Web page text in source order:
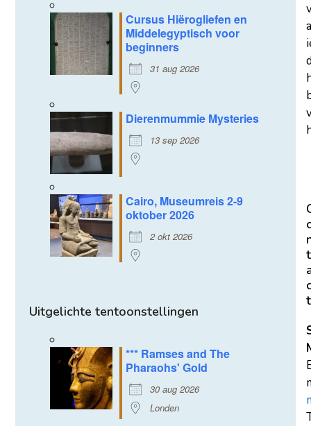
Cursus Hiërogliefen en
Middelegyptisch voor
beginners
31 aug 2026
Dierenmummie Mysteries
13 sep 2026
Cairo, Museumreis 2-9
oktober 2026
2 okt 2026
Uitgelichte tentoonstellingen
*** Ramses and The
Pharaohs' Gold
30 aug 2026
Londen
t
t